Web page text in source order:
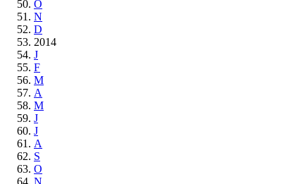
O
N
D
2014
J
F
M
A
M
J
J
A
S
O